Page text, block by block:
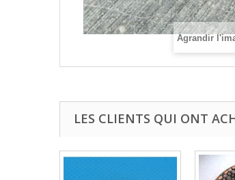
Agrandir
LES CLIENTS QUI ONT